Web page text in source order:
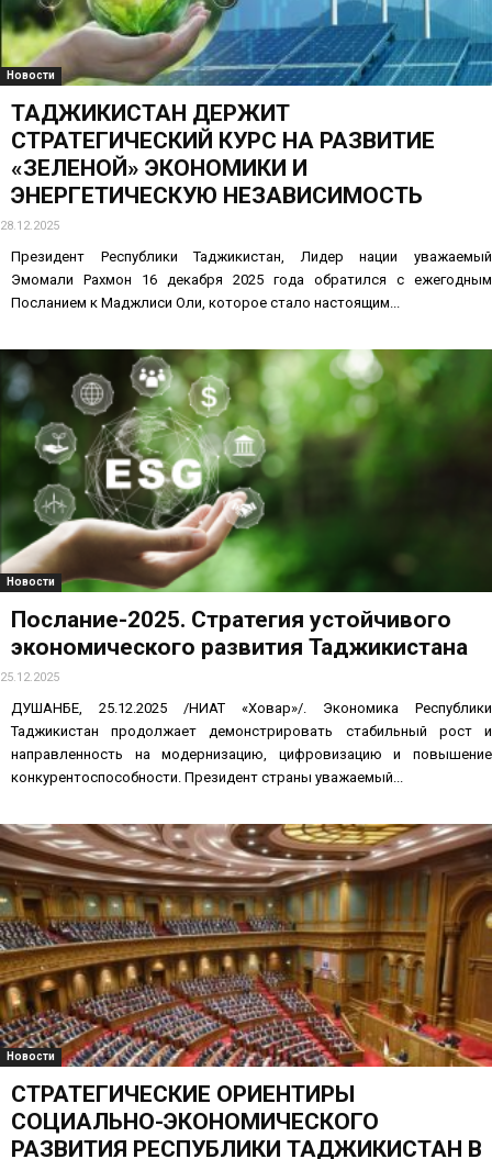
Новости
ТАДЖИКИСТАН ДЕРЖИТ
СТРАТЕГИЧЕСКИЙ КУРС НА РАЗВИТИЕ
«ЗЕЛЕНОЙ» ЭКОНОМИКИ И
ЭНЕРГЕТИЧЕСКУЮ НЕЗАВИСИМОСТЬ
28.12.2025
Президент Республики Таджикистан, Лидер нации уважаемый
Эмомали Рахмон 16 декабря 2025 года обратился с ежегодным
Посланием к Маджлиси Оли, которое стало настоящим...
Новости
Послание-2025. Стратегия устойчивого
экономического развития Таджикистана
25.12.2025
ДУШАНБЕ, 25.12.2025 /НИАТ «Ховар»/. Экономика Республики
Таджикистан продолжает демонстрировать стабильный рост и
направленность на модернизацию, цифровизацию и повышение
конкурентоспособности. Президент страны уважаемый...
Новости
СТРАТЕГИЧЕСКИЕ ОРИЕНТИРЫ
СОЦИАЛЬНО-ЭКОНОМИЧЕСКОГО
РАЗВИТИЯ РЕСПУБЛИКИ ТАДЖИКИСТАН В